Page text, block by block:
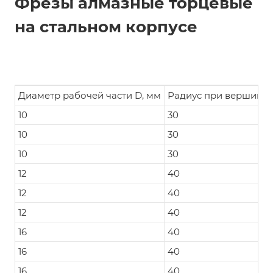
на стальном корпусе
Диаметр рабочей части D, мм
Радиус при
10
30
10
30
10
30
12
40
12
40
12
40
16
40
16
40